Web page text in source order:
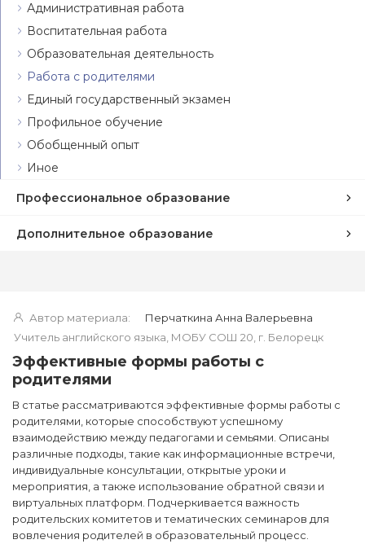
Административная работа
Воспитательная работа
Образовательная деятельность
Работа с родителями
Единый государственный экзамен
Профильное обучение
Обобщенный опыт
Иное
Профессиональное образование
Дополнительное образование
Автор материала:
Перчаткина Анна Валерьевна
Учитель английского языка, МОБУ СОШ 20, г. Белорецк
Эффективные формы работы с
родителями
В статье рассматриваются эффективные формы работы с
родителями, которые способствуют успешному
взаимодействию между педагогами и семьями. Описаны
различные подходы, такие как информационные встречи,
индивидуальные консультации, открытые уроки и
мероприятия, а также использование обратной связи и
виртуальных платформ. Подчеркивается важность
родительских комитетов и тематических семинаров для
вовлечения родителей в образовательный процесс.